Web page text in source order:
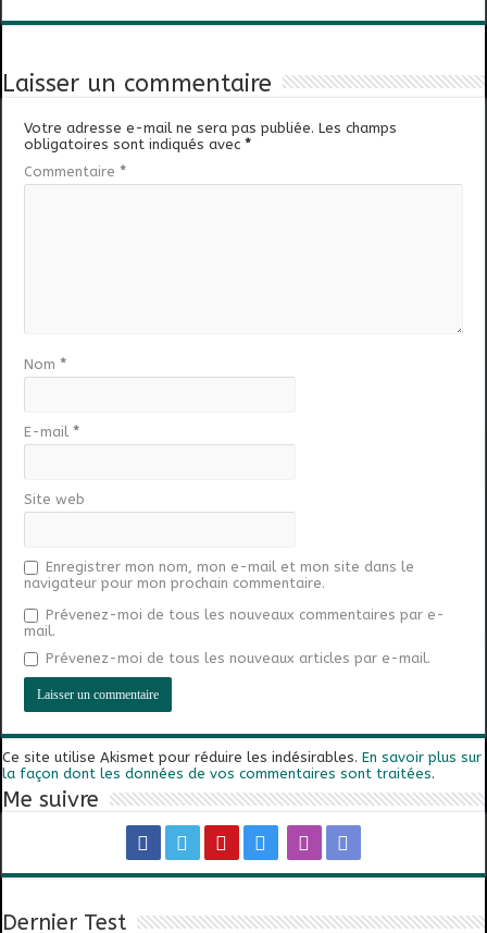
Laisser un commentaire
Votre adresse e-mail ne sera pas publiée. Les champs
obligatoires sont indiqués avec*
Commentaire *
Nom *
E-mail *
Site web
Enregistrer mon nom, mon e-mail et mon site dans le
navigateur pour mon prochain commentaire.
Prévenez-moi de tous les nouveaux commentaires par e-
mail.
Prévenez-moi de tous les nouveaux articles par e-mail.
Ce site utilise Akismet pour réduire les indésirables.En savoir plus sur
la façon dont les données de vos commentaires sont traitées.
Me suivre
Dernier Test